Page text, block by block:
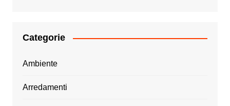
Categorie
Ambiente
Arredamenti